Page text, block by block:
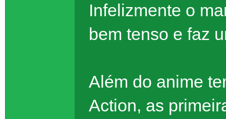
Infelizmente o
bem tenso e faz
Além do anime
Action, as